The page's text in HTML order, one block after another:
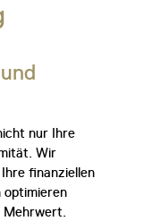
nur Ihre
Wir
finanziellen
optimieren
Mehrwert.